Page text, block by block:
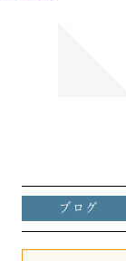
ブログ